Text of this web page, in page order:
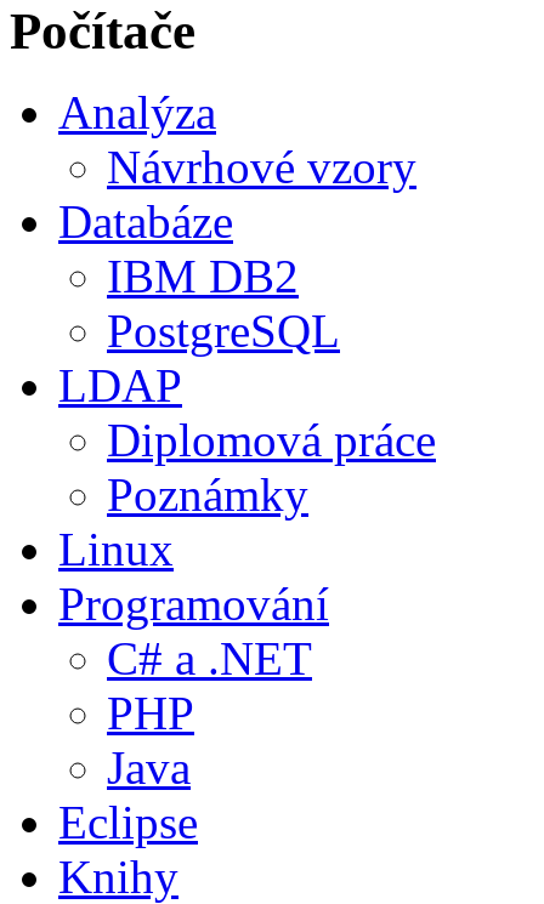
Počítače
Analýza
Návrhové vzory
Databáze
IBM DB2
PostgreSQL
LDAP
Diplomová práce
Poznámky
Linux
Programování
C# a .NET
PHP
Java
Eclipse
Knihy